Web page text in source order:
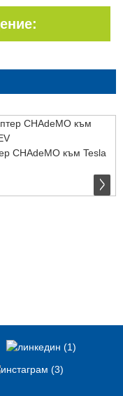
CHAdeMO към Tesla